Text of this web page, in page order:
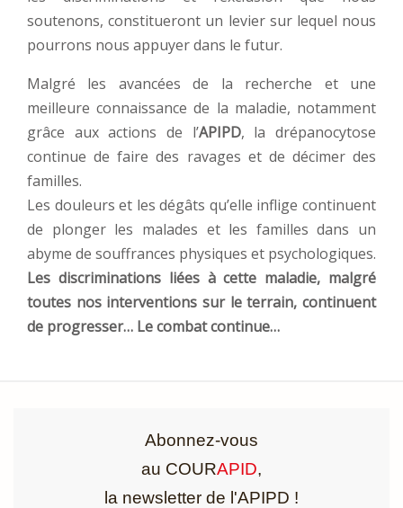
soutenons, constitueront un levier sur lequel nous
pourrons nous appuyer dans le futur.
Malgré les avancées de la recherche et une
meilleure connaissance de la maladie, notamment
grâce aux actions de l’APIPD, la drépanocytose
continue de faire des ravages et de décimer des
familles.
Les douleurs et les dégâts qu’elle inflige continuent
de plonger les malades et les familles dans un
abyme de souffrances physiques et psychologiques.
Les discriminations liées à cette maladie, malgré
toutes nos interventions sur le terrain, continuent
de progresser… Le combat continue…
Abonnez-vous
au COURAPID,
la newsletter de l'APIPD !